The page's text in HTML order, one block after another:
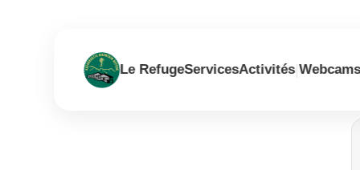
Le RefugeServicesActivités|